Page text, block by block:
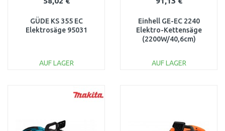
GÜDE KS 355 EC
Elektrosäge 95031
AUF LAGER
Einhell GE-EC 2240
Elektro-Kettensäge
(2200W/40,6cm)
AUF LAGER